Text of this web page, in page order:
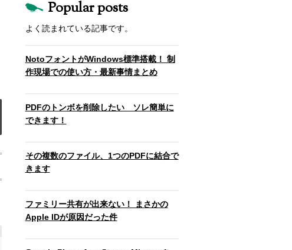
Popular posts
よく読まれている記事です。
NotoフォントがWindows標準搭載！ 制
作現場での使い方・最新事情まとめ
PDFのトンボを削除したい ソレ簡単に
できます！
その複数のファイル、1つのPDFに結合で
きます
ファミリー共有が出来ない！ まさかの
Apple IDが原因だった件